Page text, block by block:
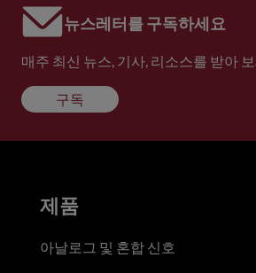
뉴스레터를 구독하세요
매주 최신 뉴스, 기사, 리소스를 받아
구독
제품
아날로그 및 혼합 신호